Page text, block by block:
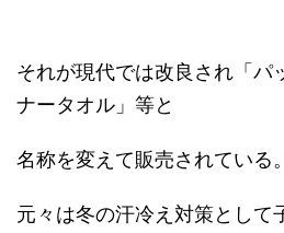
それが現代では改良され「パ
ナータオル」等と
名称を変えて販売されている。
元々は冬の汗冷え対策として